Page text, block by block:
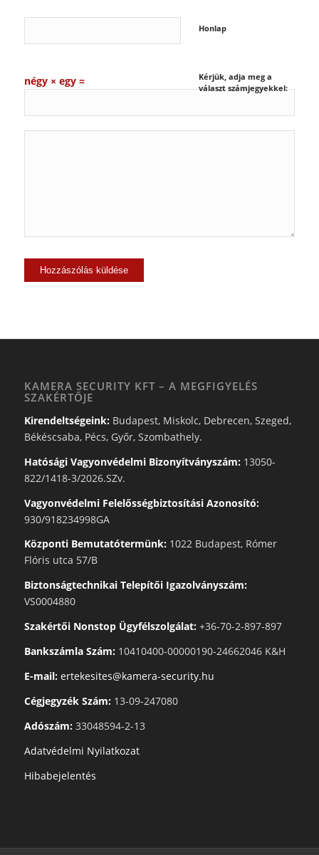
Honlap
Kérjük, adja meg a
választ számjegyekkel:
négy × egy =
KAMERA SECURITY KFT – A MEGFIGYELÉS
SZAKÉRTŐJE
Kirendeltségeink:Budapest, Miskolc, Debrecen, Szeged,
Békéscsaba, Pécs, Győr, Szombathely.
Hatósági Vagyonvédelmi Bizonyítványszám:13050-
822/1418-3/2026.SZv.
Vagyonvédelmi Felelősségbiztosítási Azonosító:
930/918234998GA
Központi Bemutatótermünk:1022 Budapest, Rómer
Flóris utca 57/B
Biztonságtechnikai Telepítői Igazolványszám:
VS0004880
Szakértői Nonstop Ügyfélszolgálat:+36-70-2-897-897
Bankszámla Szám:10410400-00000190-24662046 K&H
E-mail: ertekesites@kamera-security.hu
Cégjegyzék Szám:13-09-247080
Adószám:33048594-2-13
Adatvédelmi Nyilatkozat
Hibabejelentés